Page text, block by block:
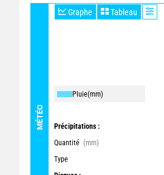
MÉTÉO
Graphe Tableau
Pluie(mm)
Précipitations :
Quantité (mm)
Type